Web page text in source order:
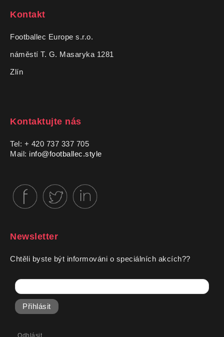
Kontakt
Footballec Europe s.r.o.
náměstí T. G. Masaryka 1281
Zlín
Kontaktujte nás
Tel: + 420 737 337 705
Mail: info@footballec.style
Newsletter
Chtěli byste být informováni o speciálních akcích??
Přihlásit